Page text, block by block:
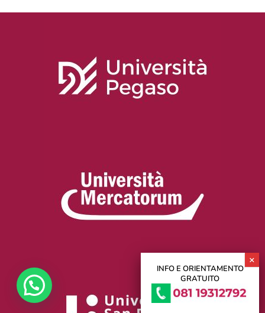
INFO E ORIENTAMENTO
GRATUITO